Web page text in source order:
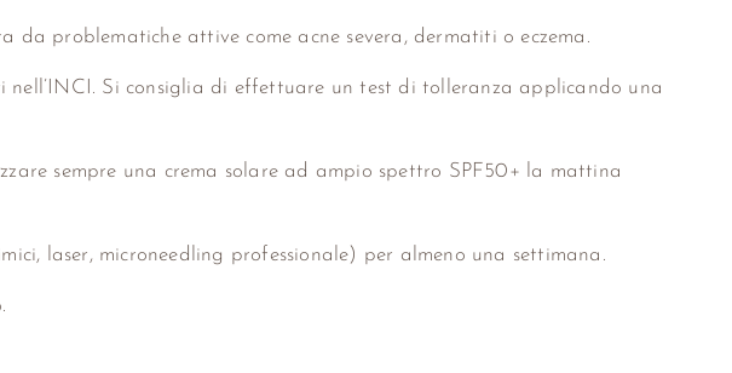
da problematiche attive come acne severa, dermatiti o eczema.
nell’INCI. Si consiglia di effettuare un test di tolleranza applicando una
sempre una crema solare ad ampio spettro SPF50+ la mattina
laser, microneedling professionale) per almeno una settimana.